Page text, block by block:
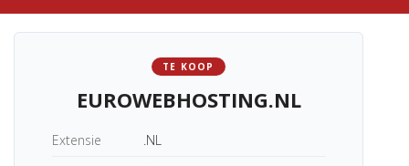
a
t
TE KOOP
EUROWEBHOSTING.NL
Extensie
.NL